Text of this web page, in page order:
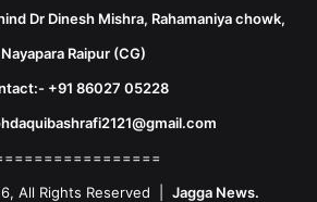
Dr Dinesh Mishra, Rahamaniya chowk,
Nayapara Raipur (CG)
+91 86027 05228
All Rights Reserved | Jagga News.